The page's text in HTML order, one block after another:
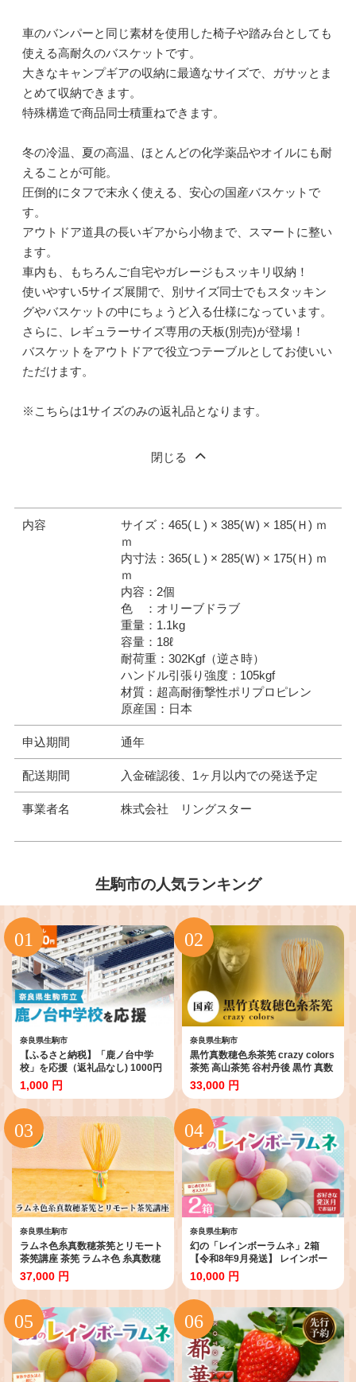
車のバンパーと同じ素材を使用した椅子や踏み台としても
使える高耐久のバスケットです。
大きなキャンプギアの収納に最適なサイズで、ガサッとま
とめて収納できます。
特殊構造で商品同士積重ねできます。
冬の冷温、夏の高温、ほとんどの化学薬品やオイルにも耐
えることが可能。
圧倒的にタフで末永く使える、安心の国産バスケットで
す。
アウトドア道具の長いギアから小物まで、スマートに整い
ます。
車内も、もちろんご自宅やガレージもスッキリ収納！
使いやすい5サイズ展開で、別サイズ同士でもスタッキン
グやバスケットの中にちょうど入る仕様になっています。
さらに、レギュラーサイズ専用の天板(別売)が登場！
バスケットをアウトドアで役立つテーブルとしてお使いい
ただけます。
※こちらは1サイズのみの返礼品となります。
閉じる
内容
サイズ：465(Ｌ) × 385(Ｗ) × 185(Ｈ) ｍ
ｍ
内寸法：365(Ｌ) × 285(Ｗ) × 175(Ｈ) ｍ
ｍ
内容：2個
色 ：オリーブドラブ
重量：1.1kg
容量：18ℓ
耐荷重：302Kgf（逆さ時）
ハンドル引張り強度：105kgf
材質：超高耐衝撃性ポリプロピレン
原産国：日本
申込期間 通年
配送期間 入金確認後、1ヶ月以内での発送予定
事業者名 株式会社 リングスター
生駒市の人気ランキング
奈良県生駒市
【ふるさと納税】「鹿ノ台中学
校」を応援（返礼品なし) 1000円
寄附のみ申込みの方 応援 応援寄
附 応援企画 備品の購入 奈良県 生
駒市
1,000 円
奈良県生駒市
黒竹真数穂色糸茶筅 crazy colors
茶筅 高山茶筅 谷村丹後 黒竹 真数
穂 使いやすい カラフルな色糸 国
産 紫竹 和北堂 茶道 お茶 茶 抹茶
習い事 お稽古 伝統 文化 ティータ
イム 趣味 奈良県 生駒市 お取り寄
せ 送料無料
33,000 円
奈良県生駒市
ラムネ色糸真数穂茶筅とリモート
茶筅講座 茶筅 ラムネ色 糸真数穂
茶筅 1本 と リモート 茶筅講座 約
90分 国産紫竹 白竹 紫竹 和北堂
谷村丹後 お手入れ 分かりやすい
解説 講座 高山茶筅 伝統工芸品 茶
道 茶道具 習い事 お稽古 奈良県 生
駒市 送料無料
37,000 円
奈良県生駒市
幻の「レインボーラムネ」2箱
【令和8年9月発送】 レインボー
ラムネ 華やかな彩り インスタ映
え かわいい ラムネ 幻 ギフト 大人
気 お菓子 スイーツ おやつ 駄菓子
数量限定 国産 製菓 菓子 やみつき
甘酸っぱい カリカリ ふんわり ト
ロッ お取り寄せ 奈良県 生駒市 送
料無料
10,000 円